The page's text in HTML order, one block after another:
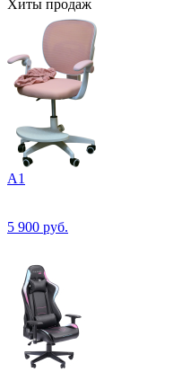
Хиты продаж
А1
5 900 руб.